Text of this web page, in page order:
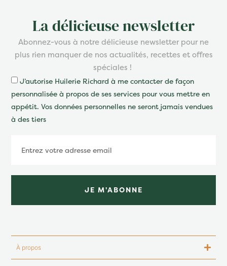
La délicieuse newsletter
Abonnez-vous à notre délicieuse newsletter pour ne
plus rien manquer de nos actualités, recettes et offres
spéciales !
J’autorise Huilerie Richard à me contacter de façon
personnalisée à propos de ses services pour vous mettre en
appétit. Vos données personnelles ne seront jamais vendues
à des tiers
JE M'ABONNE
À propos